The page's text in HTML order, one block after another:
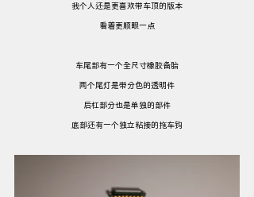
我个人还是更喜欢带车顶的版本
看着更顺眼一点
车尾部有一个全尺寸橡胶备胎
两个尾灯是带分色的透明件
后杠部分也是单独的部件
底部还有一个独立粘接的拖车钩